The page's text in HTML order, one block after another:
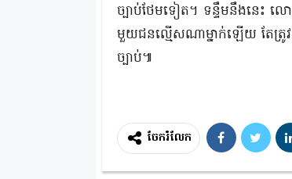
ច្បាប់ថែមទៀត។ ទន្ទឹមនឹងនេះ ល
មួយជនល្មើសណាម្នាក់ឡើយ តែត្រូ
ច្បាប់៕
ចែករំលែក